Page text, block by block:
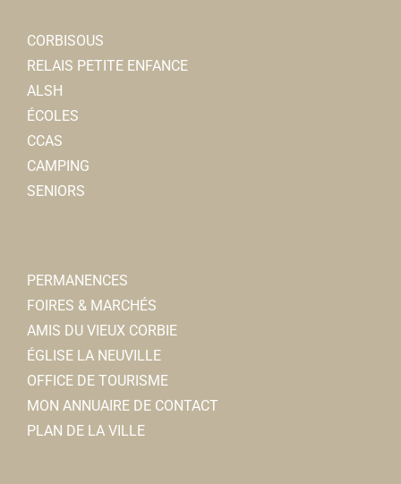
CORBISOUS
RELAIS PETITE ENFANCE
ALSH
ÉCOLES
CCAS
CAMPING
SENIORS
PERMANENCES
FOIRES & MARCHÉS
AMIS DU VIEUX CORBIE
ÉGLISE LA NEUVILLE
OFFICE DE TOURISME
MON ANNUAIRE DE CONTACT
PLAN DE LA VILLE